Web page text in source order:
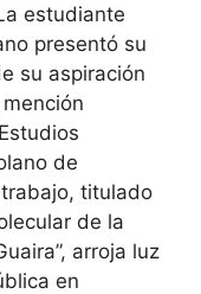
estudiante
presentó su
su aspiración
de
titulado
de la
arroja luz
en